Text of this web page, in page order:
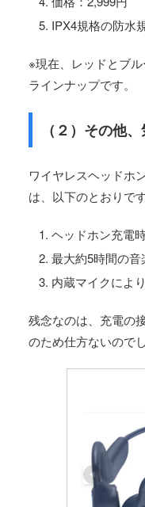
IPX4規格の防水
※現在、レッドとブ
ラインナップです。
（２）その他
ワイヤレスヘッドホ
は、以下のとおりです
ヘッドホン充電
最大約5時間の
内蔵マイクによ
残念なのは、充電の
のため仕方ないので